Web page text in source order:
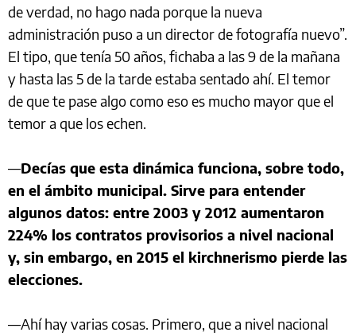
de verdad, no hago nada porque la nueva
administración puso a un director de fotografía nuevo”.
El tipo, que tenía 50 años, fichaba a las 9 de la mañana
y hasta las 5 de la tarde estaba sentado ahí. El temor
de que te pase algo como eso es mucho mayor que el
temor a que los echen.
—Decías que esta dinámica funciona, sobre todo,
en el ámbito municipal. Sirve para entender
algunos datos: entre 2003 y 2012 aumentaron
224% los contratos provisorios a nivel nacional
y, sin embargo, en 2015 el kirchnerismo pierde las
elecciones.
—Ahí hay varias cosas. Primero, que a nivel nacional